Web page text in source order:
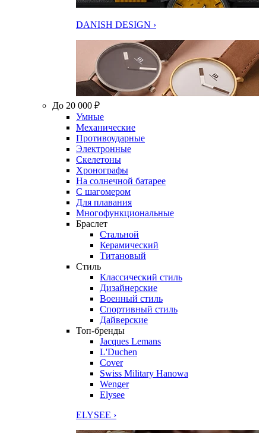
DANISH DESIGN ›
До 20 000 ₽
Умные
Механические
Противоударные
Электронные
Скелетоны
Хронографы
На солнечной батарее
С шагомером
Для плавания
Многофункциональные
Браслет
Стальной
Керамический
Титановый
Стиль
Классический стиль
Дизайнерские
Военный стиль
Спортивный стиль
Дайверские
Топ-бренды
Jacques Lemans
L'Duchen
Cover
Swiss Military Hanowa
Wenger
Elysee
ELYSEE ›